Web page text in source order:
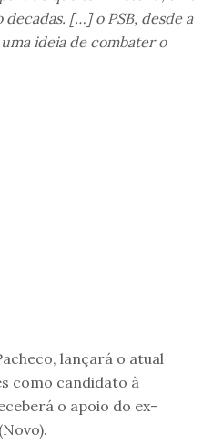
[…] o PSB, desde a
ideia de combater o
lançará o atual
como candidato à
o apoio do ex-